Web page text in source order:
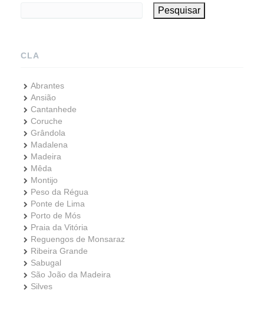
Pesquisar
CLA
Abrantes
Ansião
Cantanhede
Coruche
Grândola
Madalena
Madeira
Mêda
Montijo
Peso da Régua
Ponte de Lima
Porto de Mós
Praia da Vitória
Reguengos de Monsaraz
Ribeira Grande
Sabugal
São João da Madeira
Silves